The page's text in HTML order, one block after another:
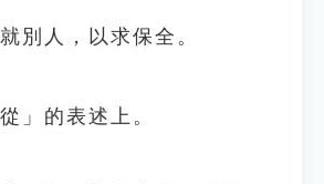
別人，以求保全。
」的表述上。